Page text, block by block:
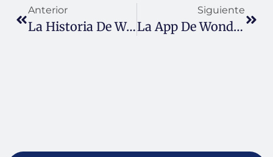
Anterior
La Historia De Wondercool
Siguiente
La App De Wondermap Muy Pronto